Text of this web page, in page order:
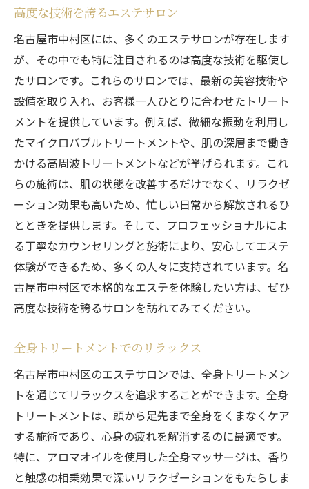
高度な技術を誇るエステサロン
名古屋市中村区には、多くのエステサロンが存在します
が、その中でも特に注目されるのは高度な技術を駆使し
たサロンです。これらのサロンでは、最新の美容技術や
設備を取り入れ、お客様一人ひとりに合わせたトリート
メントを提供しています。例えば、微細な振動を利用し
たマイクロバブルトリートメントや、肌の深層まで働き
かける高周波トリートメントなどが挙げられます。これ
らの施術は、肌の状態を改善するだけでなく、リラクゼ
ーション効果も高いため、忙しい日常から解放されるひ
とときを提供します。そして、プロフェッショナルによ
る丁寧なカウンセリングと施術により、安心してエステ
体験ができるため、多くの人々に支持されています。名
古屋市中村区で本格的なエステを体験したい方は、ぜひ
高度な技術を誇るサロンを訪れてみてください。
全身トリートメントでのリラックス
名古屋市中村区のエステサロンでは、全身トリートメン
トを通じてリラックスを追求することができます。全身
トリートメントは、頭から足先まで全身をくまなくケア
する施術であり、心身の疲れを解消するのに最適です。
特に、アロマオイルを使用した全身マッサージは、香り
と触感の相乗効果で深いリラクゼーションをもたらしま